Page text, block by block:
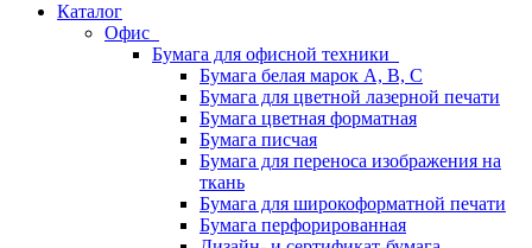
Каталог
Офис
Бумага для офисной техники
Бумага белая марок А, В, С
Бумага для цветной лазерной печати
Бумага цветная форматная
Бумага писчая
Бумага для переноса изображения на
ткань
Бумага для широкоформатной печати
Бумага перфорированная